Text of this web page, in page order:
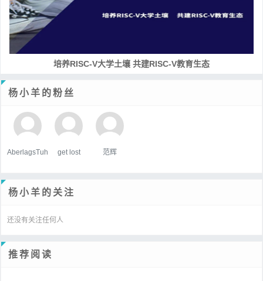
培养RISC-V大学土壤 共建RISC-V教育生态
杨小羊的粉丝
AberlagsTuh get lost 范辉
杨小羊的关注
还没有关注任何人
推荐阅读